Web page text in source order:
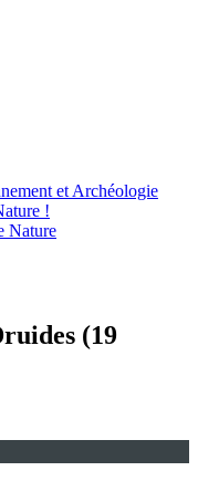
et Archéologie
!
Nature
(19